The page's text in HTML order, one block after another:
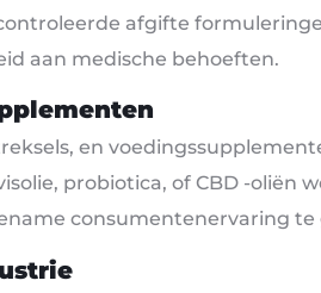
afgifte
aan medische behoeften.
en
probiotica, of CBD -oliën
consumentenervaring te